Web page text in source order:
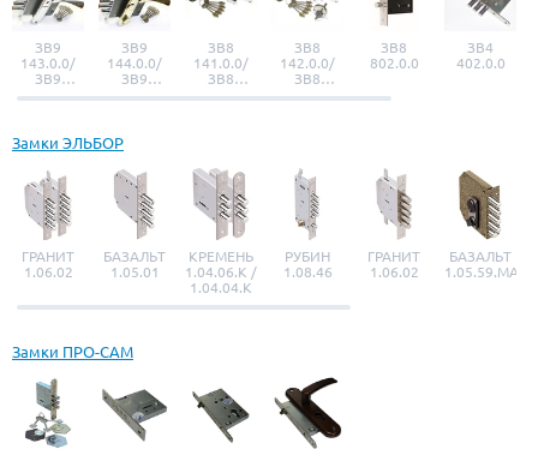
ЗВ9
143.0.0/
ЗВ9
143.0.1
ЗВ9
144.0.0/
ЗВ9
144.0.1
ЗВ8
141.0.0/
ЗВ8
141.0.1
ЗВ8
142.0.0/
ЗВ8
142.0.1
ЗВ8
802.0.0
ЗВ4
402.0.0
Замки ЭЛЬБОР
ГРАНИТ
1.06.02
БАЗАЛЬТ
1.05.01
КРЕМЕНЬ
1.04.06.К /
1.04.04.К
РУБИН
1.08.46
ГРАНИТ
1.06.02
БАЗАЛЬТ
1.05.59.МА
Замки ПРО-САМ